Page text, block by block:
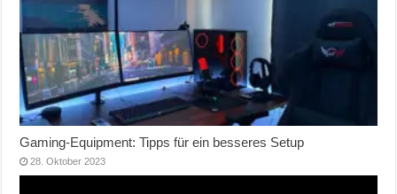
Gaming-Equipment: Tipps für ein besseres Setup
28. Oktober 2023